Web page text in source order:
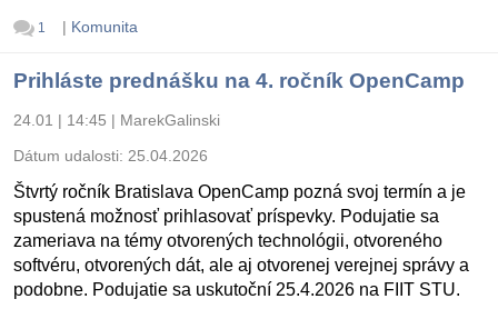
1 | Komunita
Prihláste prednášku na 4. ročník OpenCamp
24.01 | 14:45 | MarekGalinski
Dátum udalosti: 25.04.2026
Štvrtý ročník Bratislava OpenCamp pozná svoj termín a je
spustená možnosť prihlasovať príspevky. Podujatie sa
zameriava na témy otvorených technológii, otvoreného
softvéru, otvorených dát, ale aj otvorenej verejnej správy a
podobne. Podujatie sa uskutoční 25.4.2026 na FIIT STU.